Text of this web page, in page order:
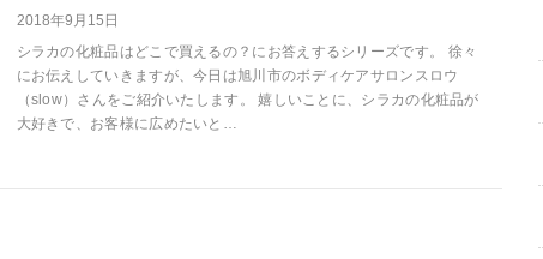
2018年9月15日
シラカの化粧品はどこで買えるの？にお答えするシリーズです。 徐々
にお伝えしていきますが、今日は旭川市のボディケアサロンスロウ
（slow）さんをご紹介いたします。 嬉しいことに、シラカの化粧品が
大好きで、お客様に広めたいと…